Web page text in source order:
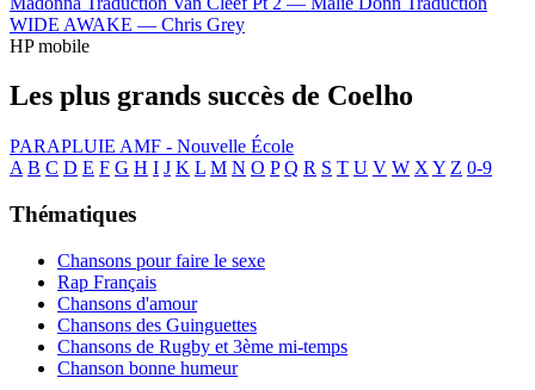
WIDE AWAKE — Chris Grey
HP mobile
Les plus grands succès de Coelho
PARAPLUIE AMF - Nouvelle École
A B C D E F G H I J K L M N O P Q R S T U V W X Y Z 0-9
Thématiques
Chansons pour faire le sexe
Rap Français
Chansons d'amour
Chansons des Guinguettes
Chansons de Rugby et 3ème mi-temps
Chanson bonne humeur